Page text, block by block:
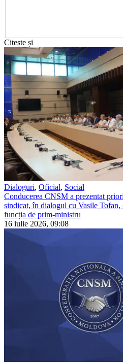
Citește și
Dialoguri, Oficial, Social
Conducerea CNSM a prezentat
sindicat, în dialogul cu Vasile Tofan,
funcția de prim-ministru
16 iulie 2026, 09:08